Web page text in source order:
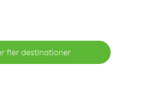
fler destinationer